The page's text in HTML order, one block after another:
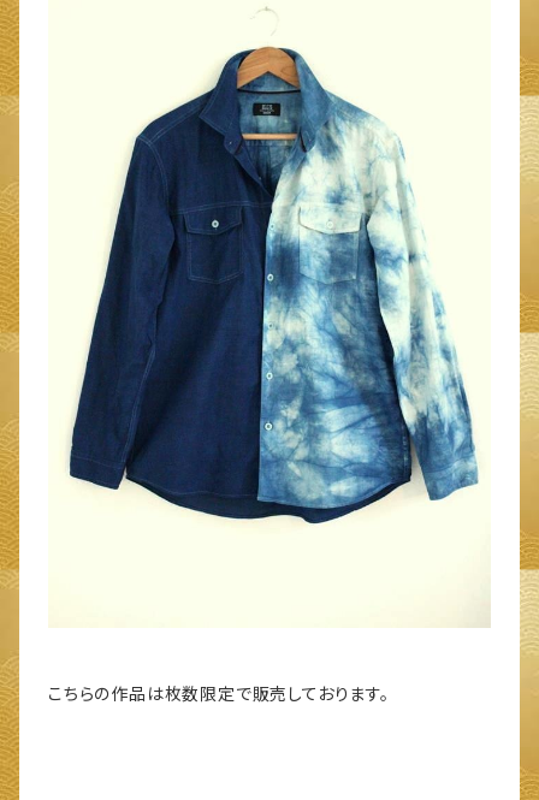
こちらの作品は枚数限定で販売しております。